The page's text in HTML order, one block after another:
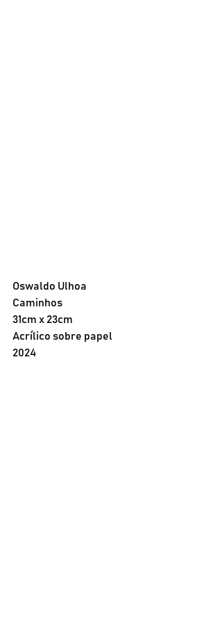
Oswaldo Ulhoa
Caminhos
31cm x 23cm
Acrílico sobre papel
2024